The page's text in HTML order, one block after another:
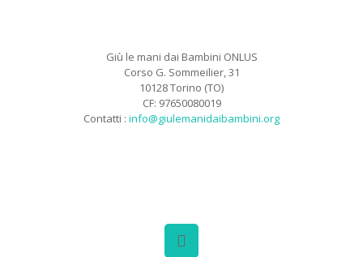
Giù le mani dai Bambini ONLUS
Corso G. Sommeilier, 31
10128 Torino (TO)
CF: 97650080019
Contatti : info@giulemanidaibambini.org